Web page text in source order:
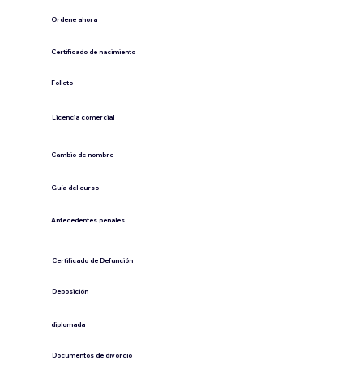
Ordene ahora
Certificado de nacimiento
Folleto
​Licencia comercial
Cambio de nombre
Guía del curso
Antecedentes penales
​Certificado de Defunción
​Deposición
diplomada
Documentos de divorcio